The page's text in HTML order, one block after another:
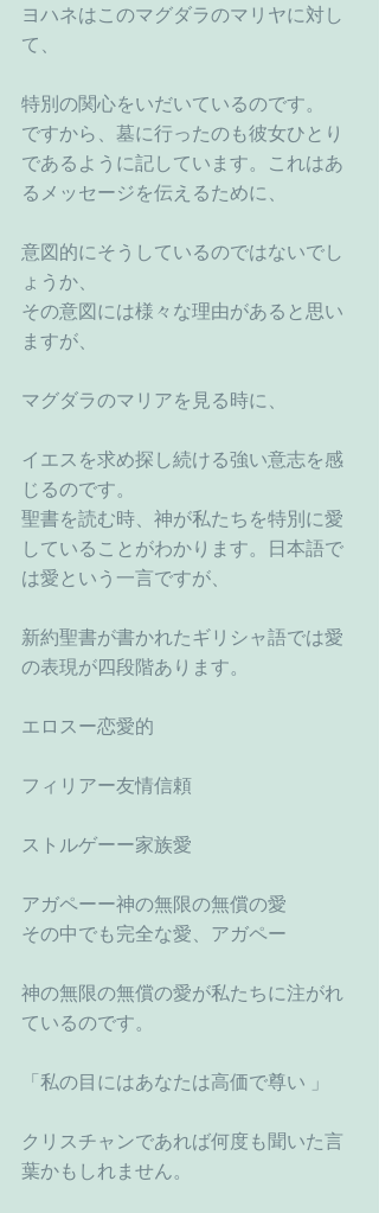
ヨハネはこのマグダラのマリヤに対し
て、
特別の関心をいだいているのです。
ですから、墓に行ったのも彼女ひとり
であるように記しています。これはあ
るメッセージを伝えるために、
意図的にそうしているのではないでし
ょうか、
その意図には様々な理由があると思い
ますが、
マグダラのマリアを見る時に、
イエスを求め探し続ける強い意志を感
じるのです。
聖書を読む時、神が私たちを特別に愛
していることがわかります。日本語で
は愛という一言ですが、
新約聖書が書かれたギリシャ語では愛
の表現が四段階あります。
エロスー恋愛的
フィリアー友情信頼
ストルゲーー家族愛
アガペーー神の無限の無償の愛
その中でも完全な愛、アガペー
神の無限の無償の愛が私たちに注がれ
ているのです。
「私の目にはあなたは高価で尊い 」
クリスチャンであれば何度も聞いた言
葉かもしれません。